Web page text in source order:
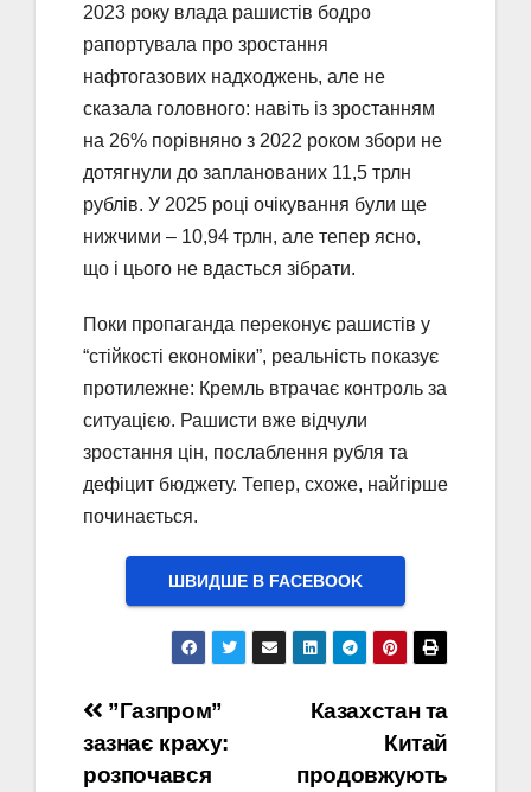
2023 року влада рашистів бодро
рапортувала про зростання
нафтогазових надходжень, але не
сказала головного: навіть із зростанням
на 26% порівняно з 2022 роком збори не
дотягнули до запланованих 11,5 трлн
рублів. У 2025 році очікування були ще
нижчими – 10,94 трлн, але тепер ясно,
що і цього не вдасться зібрати.
Поки пропаганда переконує рашистів у
“стійкості економіки”, реальність показує
протилежне: Кремль втрачає контроль за
ситуацією. Рашисти вже відчули
зростання цін, послаблення рубля та
дефіцит бюджету. Тепер, схоже, найгірше
починається.
ШВИДШЕ В FACEBOOK
Навігація
записів
Казахстан та
Китай
продовжують
”Газпром”
зазнає краху:
розпочався